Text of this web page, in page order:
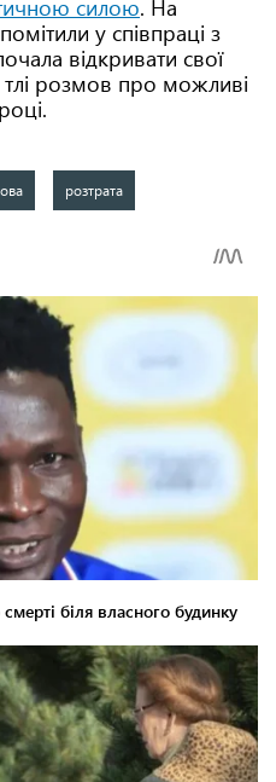
силою. На
у співпраці з
відкривати свої
розмов про можливі
розтрата